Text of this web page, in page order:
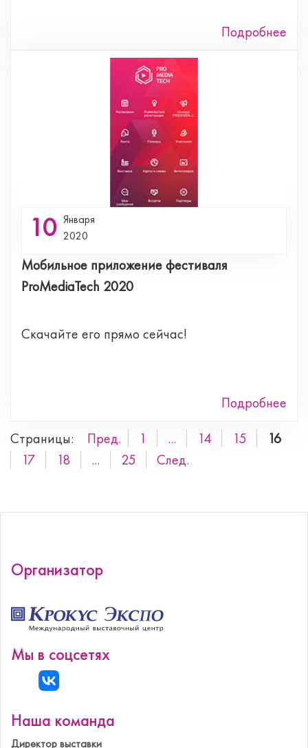
Подробнее
10 Января
2020
Мобильное приложение фестиваля
ProMediaTech 2020
Скачайте его прямо сейчас!
Подробнее
Страницы:
Пред. 1 ... 14 15
16
17
18 ... 25 След.
Организатор
Мы в соцсетях
Наша команда
Директор выставки